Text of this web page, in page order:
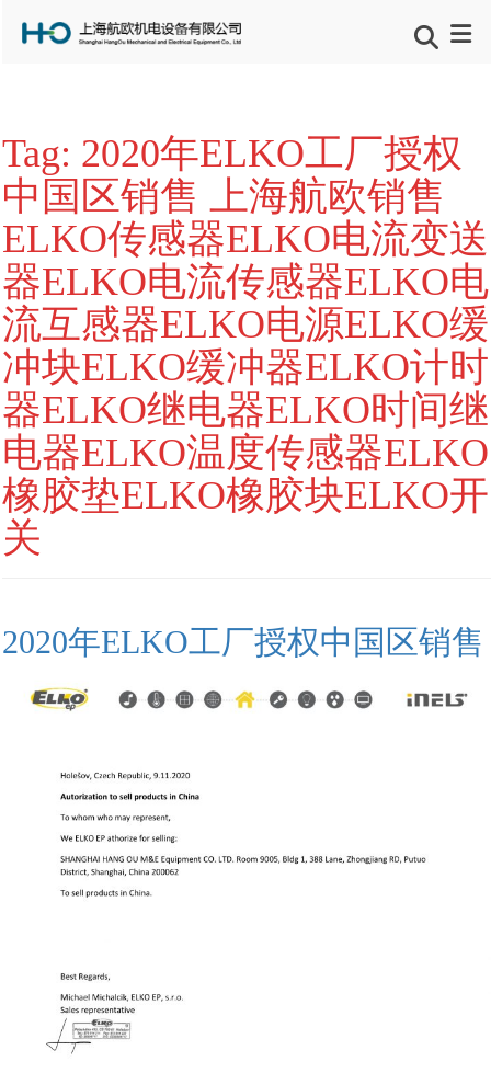
Tag: 2020年ELKO工厂授权
中国区销售 上海航欧销售
ELKO传感器ELKO电流变送
器ELKO电流传感器ELKO电
流互感器ELKO电源ELKO缓
冲块ELKO缓冲器ELKO计时
器ELKO继电器ELKO时间继
电器ELKO温度传感器ELKO
橡胶垫ELKO橡胶块ELKO开
关
2020年ELKO工厂授权中国区销售